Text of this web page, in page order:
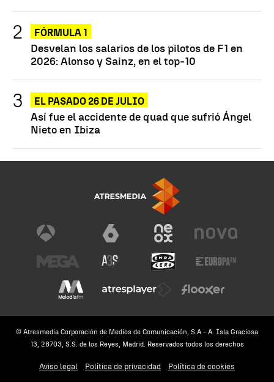
FÓRMULA 1
Desvelan los salarios de los pilotos de F1 en
2026: Alonso y Sainz, en el top-10
EL PASADO 26 DE JULIO
Así fue el accidente de quad que sufrió Ángel
Nieto en Ibiza
© Atresmedia Corporación de Medios de Comunicación, S.A - A. Isla Graciosa
13, 28703, S.S. de los Reyes, Madrid. Reservados todos los derechos
Aviso legal Política de privacidad Política de cookies